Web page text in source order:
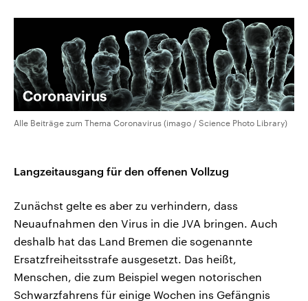
Alle Beiträge zum Thema Coronavirus (imago / Science Photo Library)
Langzeitausgang für den offenen Vollzug
Zunächst gelte es aber zu verhindern, dass
Neuaufnahmen den Virus in die JVA bringen. Auch
deshalb hat das Land Bremen die sogenannte
Ersatzfreiheitsstrafe ausgesetzt. Das heißt,
Menschen, die zum Beispiel wegen notorischen
Schwarzfahrens für einige Wochen ins Gefängnis